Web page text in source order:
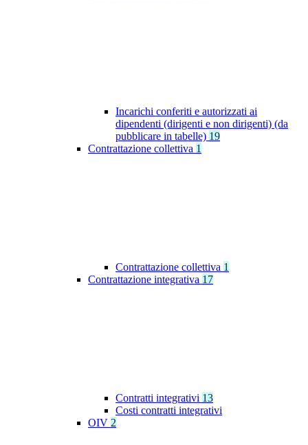
Incarichi conferiti e autorizzati ai
dipendenti (dirigenti e non dirigenti) (da
pubblicare in tabelle) 19
Contrattazione collettiva 1
Contrattazione collettiva 1
Contrattazione integrativa 17
Contratti integrativi 13
Costi contratti integrativi
OIV 2